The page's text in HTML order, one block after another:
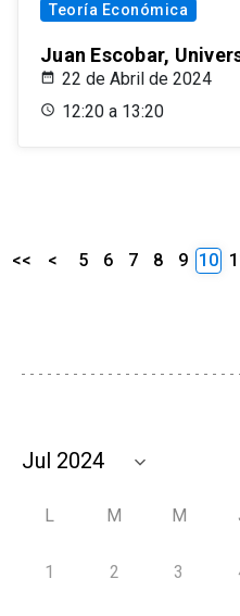
Teoría Económica
Juan Escobar,
22 de Abril de 2024
12:20 a 13:20
<< < 5 6 7 8 9 10
L M M
1 2 3